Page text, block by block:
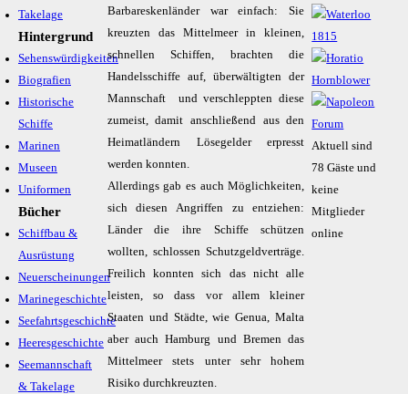
Takelage
Hintergrund
Sehenswürdigkeiten
Biografien
Historische
Schiffe
Marinen
Museen
Uniformen
Bücher
Schiffbau &
Ausrüstung
Neuerscheinungen
Marinegeschichte
Seefahrtsgeschichte
Heeresgeschichte
Seemannschaft
& Takelage
Barbareskenländer war einfach: Sie
kreuzten das Mittelmeer in kleinen,
schnellen Schiffen, brachten die
Handelsschiffe auf, überwältigten der
Mannschaft und verschleppten diese
zumeist, damit anschließend aus den
Heimatländern Lösegelder erpresst
werden konnten.
Allerdings gab es auch Möglichkeiten,
sich diesen Angriffen zu entziehen:
Länder die ihre Schiffe schützen
wollten, schlossen Schutzgeldverträge.
Freilich konnten sich das nicht alle
leisten, so dass vor allem kleiner
Staaten und Städte, wie Genua, Malta
aber auch Hamburg und Bremen das
Mittelmeer stets unter sehr hohem
Risiko durchkreuzten.
Aktuell sind
78 Gäste und
keine
Mitglieder
online